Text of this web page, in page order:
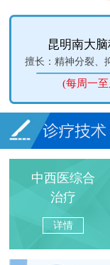
昆明南大
擅长：精神分裂、
(每周一
中西医综合
治疗
详情